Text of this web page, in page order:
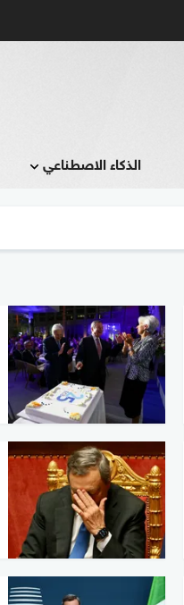
الذكاء الاصطناعي